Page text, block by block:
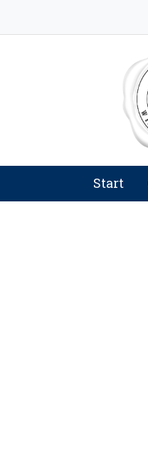
Start